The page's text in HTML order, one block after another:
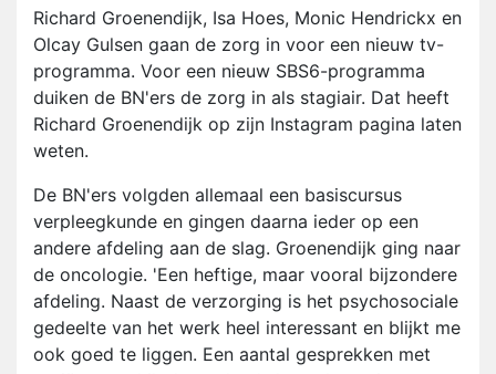
Richard Groenendijk, Isa Hoes, Monic Hendrickx en
Olcay Gulsen gaan de zorg in voor een nieuw tv-
programma. Voor een nieuw SBS6-programma
duiken de BN'ers de zorg in als stagiair. Dat heeft
Richard Groenendijk op zijn Instagram pagina laten
weten.
De BN'ers volgden allemaal een basiscursus
verpleegkunde en gingen daarna ieder op een
andere afdeling aan de slag. Groenendijk ging naar
de oncologie. 'Een heftige, maar vooral bijzondere
afdeling. Naast de verzorging is het psychosociale
gedeelte van het werk heel interessant en blijkt me
ook goed te liggen. Een aantal gesprekken met